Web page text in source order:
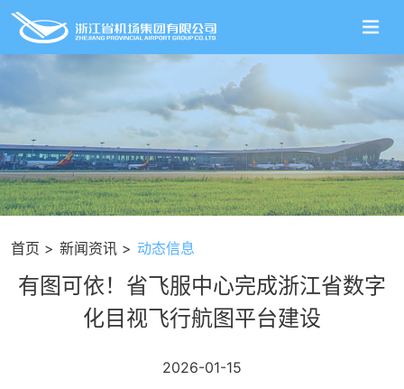
首页 新闻资讯 动态信息
有图可依！省飞服中心完成浙江省数字
化目视飞行航图平台建设
2026-01-15